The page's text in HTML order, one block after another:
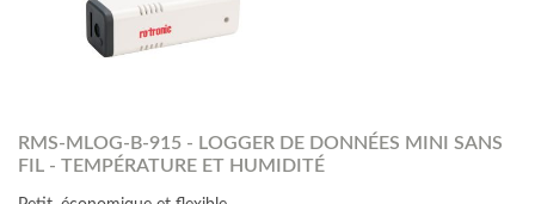
RMS-MLOG-B-915 - LOGGER DE DONNÉES MINI SANS
FIL - TEMPÉRATURE ET HUMIDITÉ